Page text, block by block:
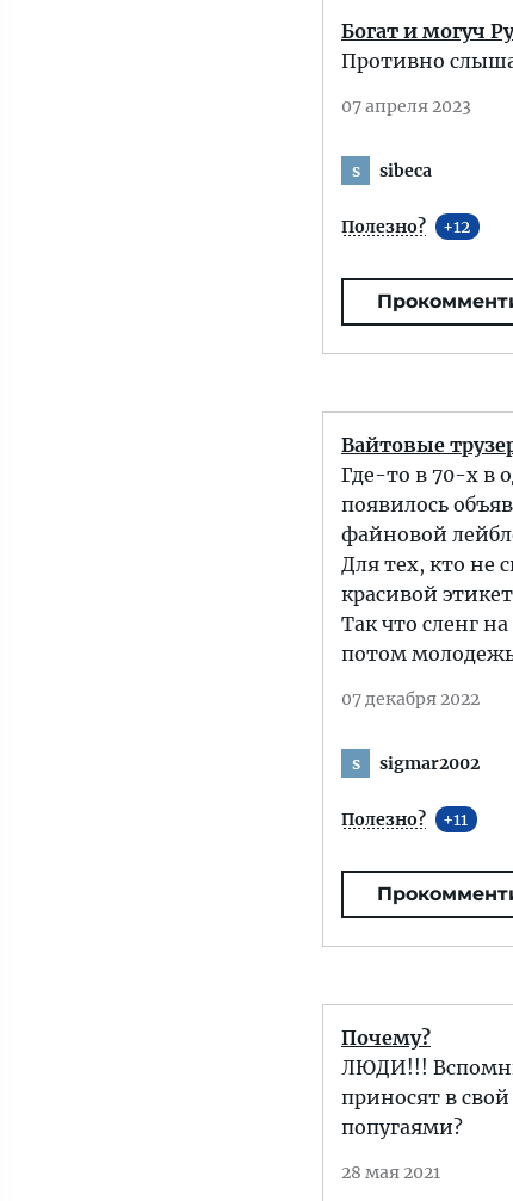
Богат и могуч
Противно
07 апреля 2023
s sibeca
Полезно? 12
Вайтовые
Где-то в 70-х в
появилось
файновой
Для тех, кто не
красивой
Так что сленг
потом молодежь
07 декабря 2022
s sigmar2002
Полезно? 11
Почему?
ЛЮДИ!!!
приносят в
попугаями?
28 мая 2021